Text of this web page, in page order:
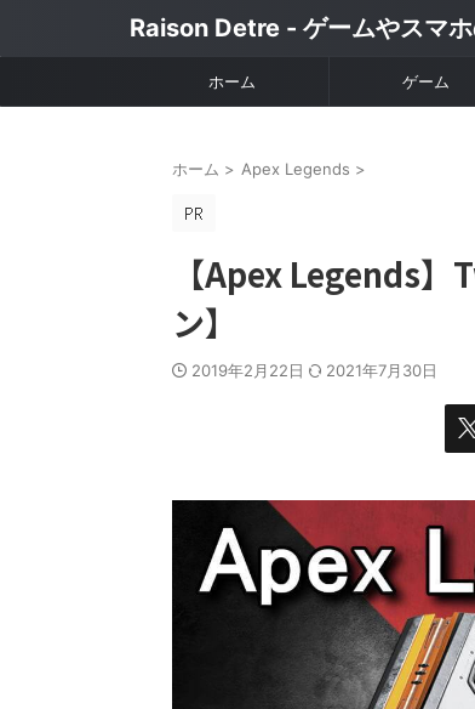
Raison Detre - ゲームやスマホ
ホーム ゲーム
ホーム > Apex Legends >
【Apex Legends
ン】
2019年2月22日 2021年7月30日